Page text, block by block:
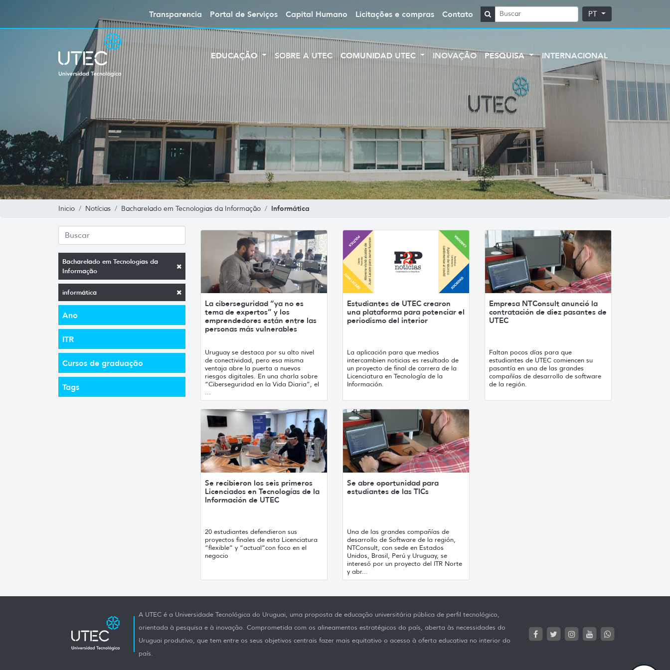
Transparencia Portal de Serviços Capital Humano Licitações e compras Contato PT
EDUCAÇÃO SOBRE A UTEC COMUNIDAD UTEC INOVAÇÃO PESQUISA INTERNACIONAL
Inicio Notícias Bacharelado em Tecnologias da Informação Informática
Bacharelado em Tecnologias da
Informação
informática
Ano
ITR
Cursos de graduação
Tags
La ciberseguridad “ya no es
tema de expertos” y los
emprendedores están entre las
personas más vulnerables
Uruguay se destaca por su alto nivel
de conectividad, pero esa misma
ventaja abre la puerta a nuevos
riesgos digitales. En una charla sobre
“Ciberseguridad en la Vida Diaria”, el
...
Estudiantes de UTEC crearon
una plataforma para potenciar el
periodismo del interior
La aplicación para que medios
intercambien noticias es resultado de
un proyecto de final de carrera de la
Licenciatura en Tecnología de la
Información.
Empresa NTConsult anunció la
contratación de diez pasantes de
UTEC
Faltan pocos días para que
estudiantes de UTEC comiencen su
pasantía en una de las grandes
compañías de desarrollo de software
de la región.
Se recibieron los seis primeros
Licenciados en Tecnologías de la
Información de UTEC
20 estudiantes defendieron sus
proyectos finales de esta Licenciatura
“flexible” y “actual”con foco en el
negocio
Se abre oportunidad para
estudiantes de las TICs
Una de las grandes compañías de
desarrollo de Software de la región,
NTConsult, con sede en Estados
Unidos, Brasil, Perú y Uruguay, se
interesó por un proyecto del ITR Norte
y abr...
A UTEC é a Universidade Tecnológica do Uruguai, uma proposta de educação universitária pública de perfil tecnológico,
orientada à pesquisa e à inovação. Comprometida com os alineamentos estratégicos do país, aberta às necessidades do
Uruguai produtivo, que tem entre os seus objetivos centrais fazer mais equitativo o acesso à oferta educativa no interior do
país.